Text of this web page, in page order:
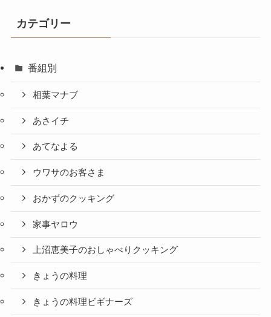
カテゴリー
番組別
相葉マナブ
あさイチ
あてなよる
ウワサのお客さま
おかずのクッキング
家事ヤロウ
上沼恵美子のおしゃべりクッキング
きょうの料理
きょうの料理ビギナーズ